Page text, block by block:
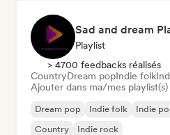
Sad and dream
Playlist
> 4700 feedbacks réalisés
CountryDream popIndie folk
Ajouter dans ma/mes
Dream pop Indie folk Indie
Country
Indie rock